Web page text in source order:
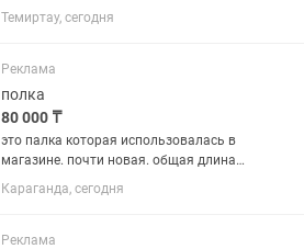
-Зарплата: 190000 - 200.000 тг/мес;
-График: 5/2; выходные среди недели;
2 раза в месяц (можно...
Темиртау, сегодня
Реклама
полка
80 000 ₸
это палка которая использовалась в
магазине. почти новая. общая длина
полки......200cm. (ширина одного
отделения полки......101cm.
Караганда, сегодня
Реклама